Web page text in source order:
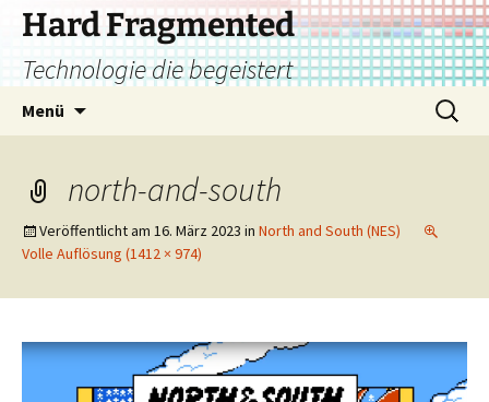
Zum
Inhalt
springen
Hard Fragmented
Technologie die begeistert
Menü
Suchen
nach:
north-and-south
Veröffentlicht am 16. März 2023 in North and South (NES)
Volle Auflösung (1412 × 974)